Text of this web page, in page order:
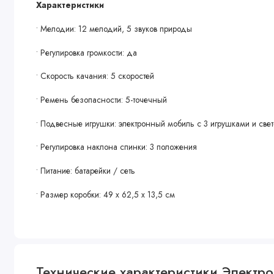
Характеристики
• Мелодии: 12 мелодий, 5 звуков природы
• Регулировка громкости: да
• Скорость качания: 5 скоростей
• Ремень безопасности: 5-точечный
• Подвесные игрушки: электронный мобиль с 3 игрушками и
• Регулировка наклона спинки: 3 положения
• Питание: батарейки / сеть
• Размер коробки: 49 х 62,5 х 13,5 см